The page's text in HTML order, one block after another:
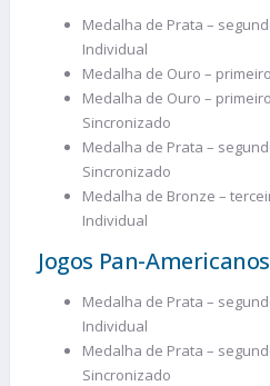
Medalha de Prata –
Individual
Medalha de Ouro –
Medalha de Ouro –
Sincronizado
Medalha de Prata –
Sincronizado
Medalha de Bronze –
Individual
Jogos Pan-Americanos
Medalha de Prata –
Individual
Medalha de Prata –
Sincronizado